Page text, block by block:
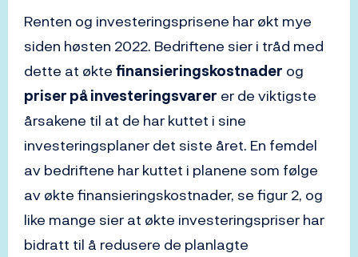
Renten og investeringsprisene har økt mye
siden høsten 2022. Bedriftene sier i tråd med
dette at øktefinansieringskostnader og
priser på investeringsvarer er de viktigste
årsakene til at de har kuttet i sine
investeringsplaner det siste året. En femdel
av bedriftene har kuttet i planene som følge
av økte finansieringskostnader, se figur 2, og
like mange sier at økte investeringspriser har
bidratt til å redusere de planlagte